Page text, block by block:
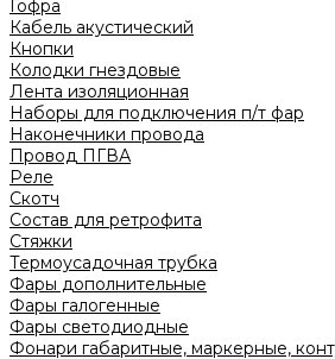
Гофра
Кабель акустический
Кнопки
Колодки гнездовые
Лента изоляционная
Наборы для подключения п/т фар
Наконечники провода
Провод ПГВА
Реле
Скотч
Состав для ретрофита
Стяжки
Термоусадочная трубка
Фары дополнительные
Фары галогенные
Фары светодиодные
Фонари габаритные, маркерные,